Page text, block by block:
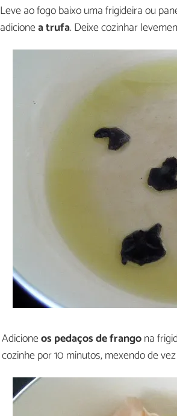
Leve ao fogo baixo uma frigideira ou
adicionea trufa. Deixe cozinhar
Adicioneos pedaços de frangona
cozinhe por 10 minutos, mexendo de